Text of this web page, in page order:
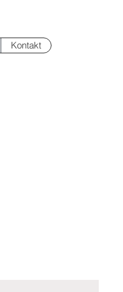
Kontakt